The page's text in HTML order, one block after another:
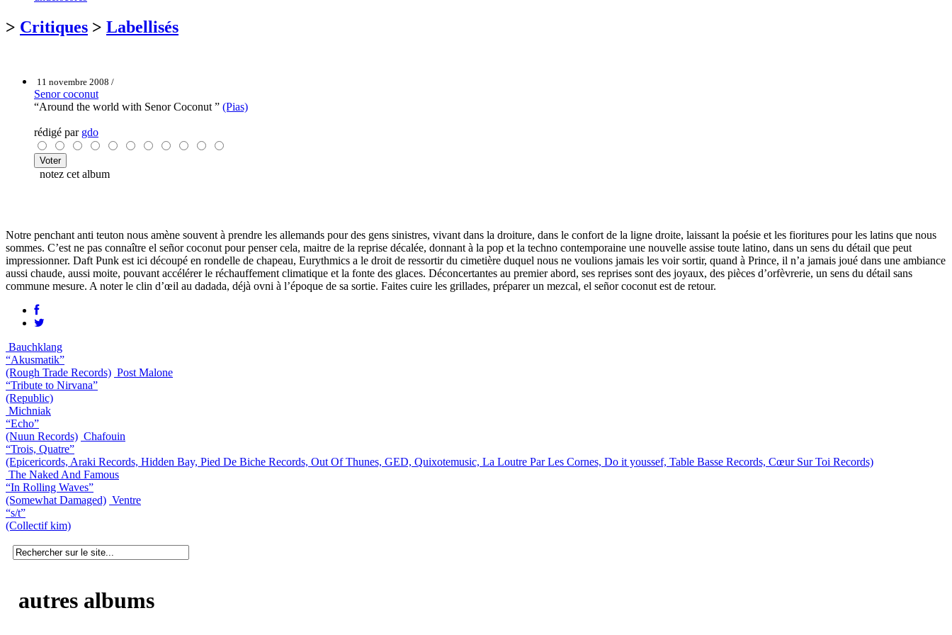
> Critiques > Labellisés
11 novembre 2008 /
Senor coconut
“Around the world with Senor Coconut ” (Pias)
rédigé par gdo
notez cet album
Notre penchant anti teuton nous amène souvent à prendre les allemands pour des gens sinistres, vivant dans la droiture, dans le confort de la ligne droite, laissant la poésie et les fioritures pour les latins que nous
sommes. C’est ne pas connaître el señor coconut pour penser cela, maitre de la reprise décalée, donnant à la pop et la techno contemporaine une nouvelle assise toute latino, dans un sens du détail que peut
impressionner. Daft Punk est ici découpé en rondelle de chapeau, Eurythmics a le droit de ressortir du cimetière duquel nous ne voulions jamais les voir sortir, quand à Prince, il n’a jamais joué dans une ambiance
aussi chaude, aussi moite, pouvant accélérer le réchauffement climatique et la fonte des glaces. Déconcertantes au premier abord, ses reprises sont des joyaux, des pièces d’orfèvrerie, un sens du détail sans
commune mesure. A noter le clin d’œil au dadada, déjà ovni à l’époque de sa sortie. Faites cuire les grillades, préparer un mezcal, el señor coconut est de retour.
Bauchklang
“Akusmatik”
(Rough Trade Records) Post Malone
“Tribute to Nirvana”
(Republic)
Michniak
“Echo”
(Nuun Records) Chafouin
“Trois, Quatre”
(Epicericords, Araki Records, Hidden Bay, Pied De Biche Records, Out Of Thunes, GED, Quixotemusic, La Loutre Par Les Cornes, Do it youssef, Table Basse Records, Cœur Sur Toi Records)
The Naked And Famous
“In Rolling Waves”
(Somewhat Damaged) Ventre
“s/t”
(Collectif kim)
autres albums